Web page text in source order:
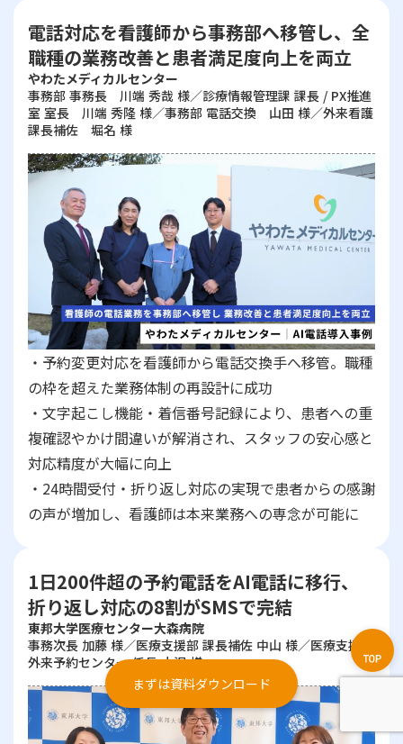
電話対応を看護師から事務部へ移管し、全
職種の業務改善と患者満足度向上を両立
やわたメディカルセンター
事務部 事務長 川端 秀哉 様／診療情報管理課 課長 / PX推進
室 室長 川端 秀隆 様／事務部 電話交換 山田 様／外来看護
課長補佐 堀名 様
・予約変更対応を看護師から電話交換手へ移管。職種
の枠を超えた業務体制の再設計に成功
・文字起こし機能・着信番号記録により、患者への重
複確認やかけ間違いが解消され、スタッフの安心感と
対応精度が大幅に向上
・24時間受付・折り返し対応の実現で患者からの感謝
の声が増加し、看護師は本来業務への専念が可能に
1日200件超の予約電話をAI電話に移行、
折り返し対応の8割がSMSで完結
東邦大学医療センター大森病院
事務次長 加藤 様／医療支援部 課長補佐 中山 様／医療支援部
外来予約センター 係長 小沢 様
まずは資料ダウンロード